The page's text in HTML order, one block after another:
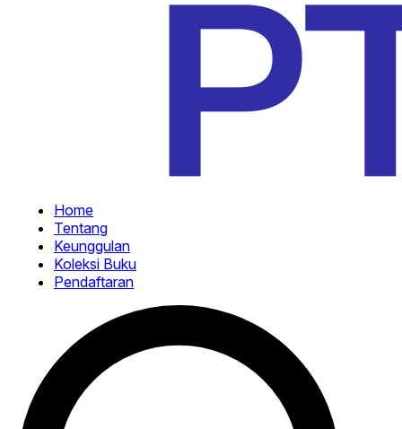
Home
Tentang
Keunggulan
Koleksi Buku
Pendaftaran